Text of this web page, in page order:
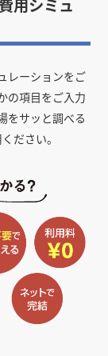
用シミュ
レーションをご
の項目をご入力
をサッと調べる
ださい。